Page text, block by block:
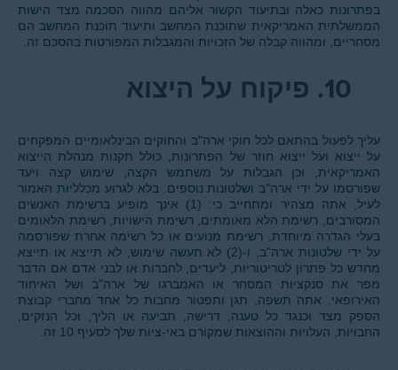
בפתרונות כאלה ובתיעוד הקשור אליהם מהווה הסכמה מצד הישות
הממשלתית האמריקאית שתוכנת המחשב ותיעוד תוכנת המחשב הם
מסחריים, ומהווה קבלה של הזכויות והמגבלות המפורטות בהסכם זה.
10. פיקוח על היצוא
עליך לפעול בהתאם לכל חוקי ארה"ב והחוקים הבינלאומיים המפקחים
על ייצוא ועל ייצוא חוזר של הפתרונות, כולל תקנות מנהלת הייצוא
האמריקאית, וכן הגבלות על משתמש הקצה, שימוש קצה ויעד
שפורסמו על ידי ארה"ב ושלטונות נוספים. בלא לגרוע מכלליות האמור
לעיל, אתה מצהיר ומתחייב כי: (1) אינך מופיע ברשימת האנשים
המסורבים, רשימת הלא מאומתים, רשימת הישויות, רשימת הלאומים
בעלי הגדרה מיוחדת, רשימת מנועים או כל רשימה אחרת שפורסמה
על ידי שלטונות ארה"ב, ו-(2) לא תעשה שימוש, לא תייצא או תייצא
מחדש כל פתרון לטריטוריות, ליעדים, לחברות או לבני אדם אם הדבר
מפר את סנקציות המסחר או האמברגו של ארה"ב ושל האיחוד
האירופאי. אתה תשפה, תגן ותפטור מחבות כל אחד מחברי קבוצת
הספק מצד וכנגד כל טענה, דרישה, תביעה או הליך, וכל הנזקים,
החבויות, העלויות וההוצאות שמקורם באי-ציות שלך לסעיף 10 זה.